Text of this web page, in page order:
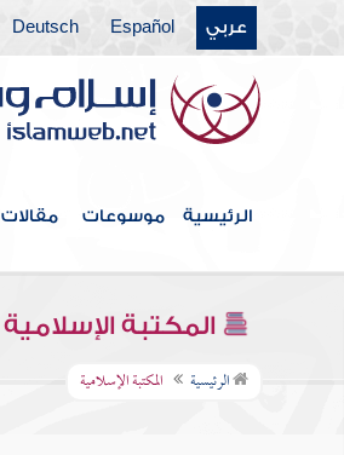
عربي Español
Deutsch
الرئيسية موسوعات مقالات
المكتبة الإسلامية
الرئيسية المكتبة الإسلامية